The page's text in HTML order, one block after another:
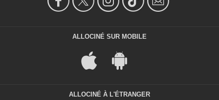
ALLOCINÉ SUR MOBILE
ALLOCINÉ À L'ÉTRANGER